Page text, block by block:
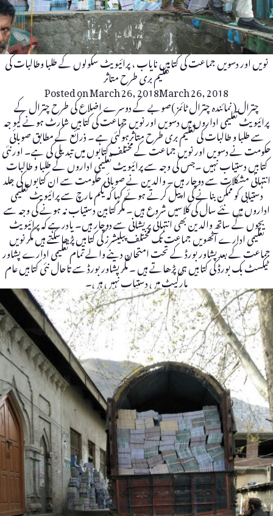
نویں اور دسویں جماعت کی کتابیں نایاب ، پرائیویٹ سکولوں کے طلبا وطالبات کی
تعلیم بری طرح متاثر
Posted onMarch 26, 2018March 26, 2018
چترال ( نمائندہ چترال ٹائمز )صوبے کے دوسرے اضلاع کی طرح چترال کے
پرائیویٹ تعلیمی اداروں میں دسویں اور نویں جماعت کی کتابیں شارٹ ہونے کیو جہ
سے طلبا و طالبات کی تعلیم بری طرح متاثرہوگئی ہے ۔ ذرائع کے مطابق صوبائی
حکومت نے دسویں اور نویں جماعت کے مختلف کتابوں میں تبدیلی کی ہے۔ اورنئی
کتابیں دستیاب نہیں ۔جس کی وجہ سے پرائیویٹ تعلیمی اداروں کے طلبا و طالبات
انتہائی مشکلات سے دوچار ہیں۔ والدین نے صوبائی حکومت سے ان کتابوں کی جلد
دستیابی کو ممکن بنانے کی اپیل کرتے ہوئے کہا کہ یکم مارچ سے پرائیویٹ تعلیمی
اداروں میں نئے سال کی کلاسیں شروع ہیں ۔ مگر کتابین دستیاب نہ ہونے کی وجہ سے
بچوں کے ساتھ والدین بھی انتہائی پریشانی سے دوچار ہیں۔ یادرہے کہ پرائیویٹ
تعلیمی ادارے آٹھویں جماعت تک مختلف پبلیشرز کی کتابیں پڑھاسکتے ہیں مگر نویں
جماعت کے بعد پشاور بورڈ کے تحت امتحان دینے والے تمام تعلیمی ادارے پشاور
ٹیکسٹ بک بورڈ کی کتابیں ہی پڑھاتے ہیں ۔ مگر پشاور بورڈ سے تاحال نئی کتابیں عام
مارکیٹ میں دستیاب نہیں ہیں۔